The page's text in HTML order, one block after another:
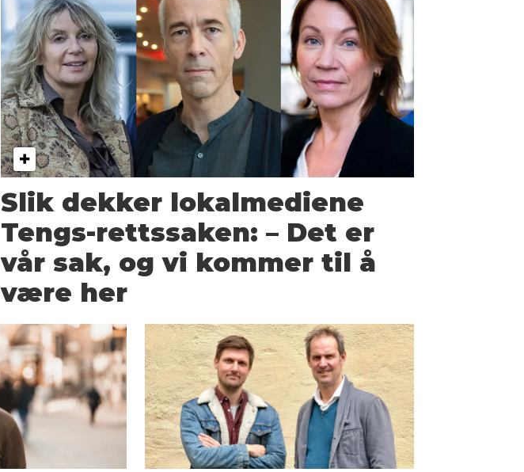
Slik dekker lokal­mediene
Tengs-rettssaken: – Det er
vår sak, og vi kommer til å
være her